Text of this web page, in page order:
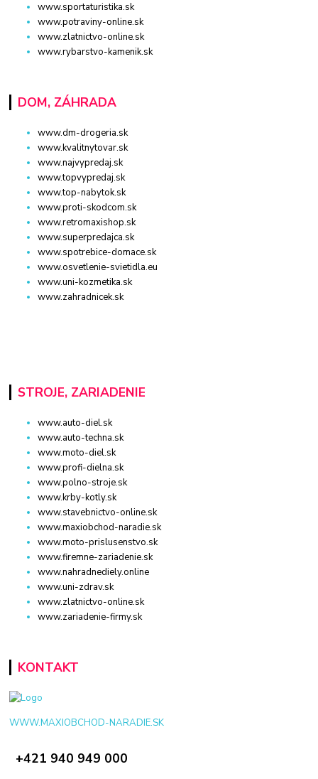
www.sportaturistika.sk
www.potraviny-online.sk
www.zlatnictvo-online.sk
www.rybarstvo-kamenik.sk
DOM, ZÁHRADA
www.dm-drogeria.sk
www.kvalitnytovar.sk
www.najvypredaj.sk
www.topvypredaj.sk
www.top-nabytok.sk
www.proti-skodcom.sk
www.retromaxishop.sk
www.superpredajca.sk
www.spotrebice-domace.sk
www.osvetlenie-svietidla.eu
www.uni-kozmetika.sk
www.zahradnicek.sk
STROJE, ZARIADENIE
www.auto-diel.sk
www.auto-techna.sk
www.moto-diel.sk
www.profi-dielna.sk
www.polno-stroje.sk
www.krby-kotly.sk
www.stavebnictvo-online.sk
www.maxiobchod-naradie.sk
www.moto-prislusenstvo.sk
www.firemne-zariadenie.sk
www.nahradnediely.online
www.uni-zdrav.sk
www.zlatnictvo-online.sk
www.zariadenie-firmy.sk
KONTAKT
WWW.MAXIOBCHOD-NARADIE.SK
+421 940 949 000